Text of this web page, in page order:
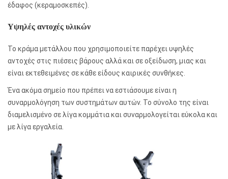
έδαφος (κεραμοσκεπές).
Υψηλές αντοχές υλικών
Το κράμα μετάλλου που χρησιμοποιείτε παρέχει υψηλές
αντοχές στις πιέσεις βάρους αλλά και σε οξείδωση, μιας και
είναι εκτεθειμένες σε κάθε είδους καιρικές συνθήκες.
Ένα ακόμα σημείο που πρέπει να εστιάσουμε είναι η
συναρμολόγηση των συστημάτων αυτών. Το σύνολο της είναι
διαμελισμένο σε λίγα κομμάτια και συναρμολογείται εύκολα και
με λίγα εργαλεία.